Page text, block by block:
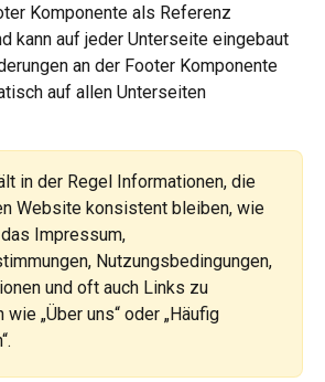
Komponente als Referenz
kann auf jeder Unterseite eingebaut
an der Footer Komponente
auf allen Unterseiten
in der Regel Informationen, die
Website konsistent bleiben, wie
Impressum,
Nutzungsbedingungen,
und oft auch Links zu
„Über uns“ oder „Häufig